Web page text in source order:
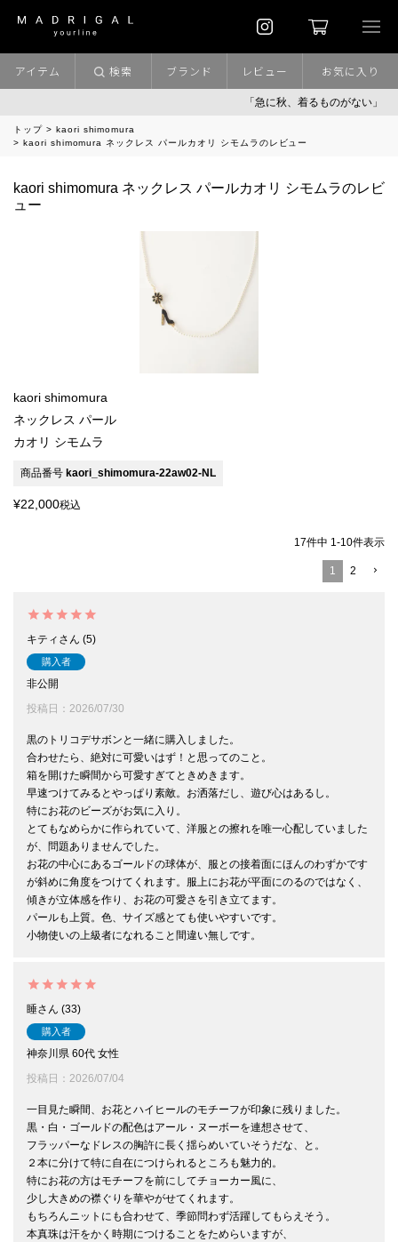
「急に秋、着るものがない」
アイテム 検索 ブランド レビュー お気に入り
トップ
kaori shimomura
kaori shimomura ネックレス パールカオリ シモムラのレビュー
kaori shimomura ネックレス パールカオリ シモムラのレビ
ュー
kaori shimomura
ネックレス パール
カオリ シモムラ
商品番号 kaori_shimomura-22aw02-NL
¥22,000税込
17件中 1-10件表示
1 2
キティ 5
購入者
非公開
投稿日
2026/07/30
黒のトリコデサボンと一緒に購入しました。
合わせたら、絶対に可愛いはず！と思ってのこと。
箱を開けた瞬間から可愛すぎてときめきます。
早速つけてみるとやっぱり素敵。お洒落だし、遊び心はあるし。
特にお花のビーズがお気に入り。
とてもなめらかに作られていて、洋服との擦れを唯一心配していました
が、問題ありませんでした。
お花の中心にあるゴールドの球体が、服との接着面にほんのわずかです
が斜めに角度をつけてくれます。服上にお花が平面にのるのではなく、
傾きが立体感を作り、お花の可愛さを引き立てます。
パールも上質。色、サイズ感とても使いやすいです。
小物使いの上級者になれること間違い無しです。
睡 33
購入者
神奈川県 60代 女性
投稿日
2026/07/04
一目見た瞬間、お花とハイヒールのモチーフが印象に残りました。
黒・白・ゴールドの配色はアール・ヌーボーを連想させて、
フラッパーなドレスの胸許に長く揺らめいていそうだな、と。
２本に分けて特に自在につけられるところも魅力的。
特にお花の方はモチーフを前にしてチョーカー風に、
少し大きめの襟ぐりを華やがせてくれます。
もちろんニットにも合わせて、季節問わず活躍してもらえそう。
本真珠は汗をかく時期につけることをためらいますが、